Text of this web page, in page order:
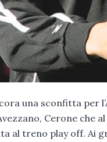
una sconfitta per
Cerone che
al treno play off. Ai